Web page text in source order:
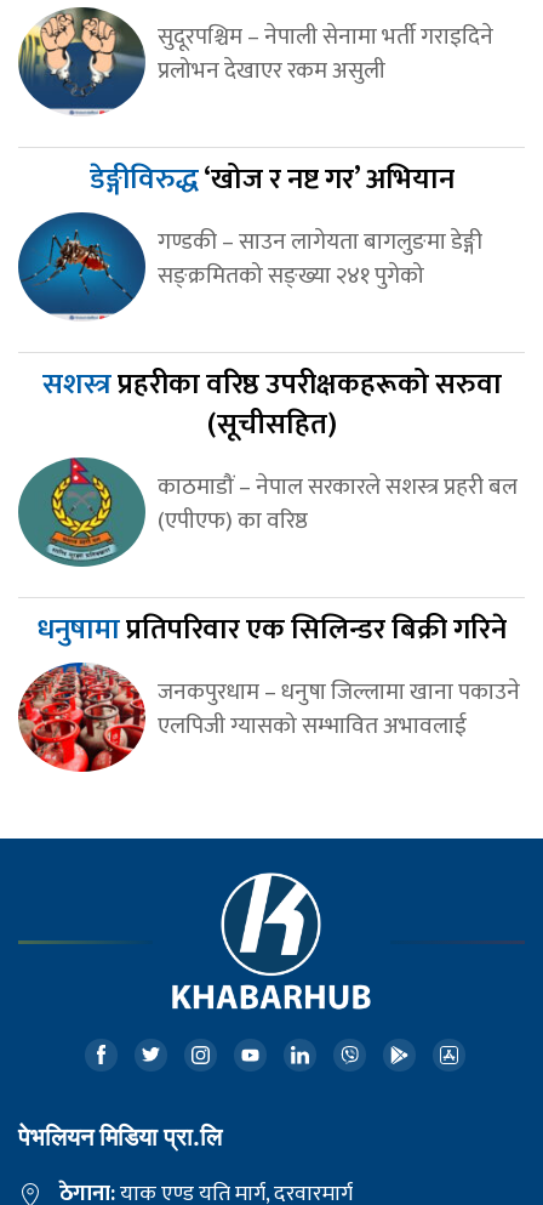
सुदूरपश्चिम – नेपाली सेनामा भर्ती गराइदिने
प्रलोभन देखाएर रकम असुली
डेङ्गीविरुद्ध‘खोज र नष्ट गर’ अभियान
गण्डकी – साउन लागेयता बागलुङमा डेङ्गी
सङ्क्रमितको सङ्ख्या २४१ पुगेको
सशस्त्रप्रहरीका वरिष्ठ उपरीक्षकहरूको सरुवा
(सूचीसहित)
काठमाडौं – नेपाल सरकारले सशस्त्र प्रहरी बल
(एपीएफ) का वरिष्ठ
धनुषामाप्रतिपरिवार एक सिलिन्डर बिक्री गरिने
जनकपुरधाम – धनुषा जिल्लामा खाना पकाउने
एलपिजी ग्यासको सम्भावित अभावलाई
पेभलियन मिडिया प्रा.लि
ठेगाना:याक एण्ड यति मार्ग, दरवारमार्ग